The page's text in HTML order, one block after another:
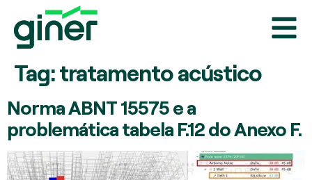
Tag:tratamento acústico
Norma ABNT 15575 e a
problemática tabela F.12 do Anexo F.